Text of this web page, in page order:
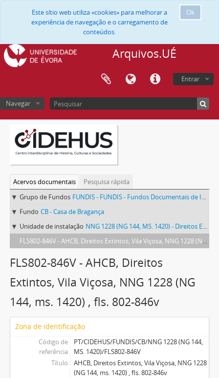
Ok
Este sítio web utiliza «cookies» para melhorar a
experiência de navegação e o carregamento de
conteúdos.
Arquivos.UÉ
Entrar
Navegar
Acervos documentais
Pesquisa rápida
Grupo de Fundos FUNDIS - FUNDIS - Fundos Documentais de Instituições do Sul
Fundo CB - Casa de Bragança
Unidade de instalação NNG 1228 (NG 144, MS. 1420) - Direitos Extintos, Vila Viçosa
FLS802-846V - AHCB, Direitos Extintos, Vila Viçosa, NNG 1228 (NG 144, ms. 1420) , fls. 802-846v
FLS802-846V - AHCB, Direitos
Extintos, Vila Viçosa, NNG 1228 (NG
144, ms. 1420) , fls. 802-846v
Zona de identificação
Código de
referência
PT/CIDEHUS/FUNDIS/CB/NNG 1228 (NG 144,
MS. 1420)/FLS802-846V
Título
AHCB, Direitos Extintos, Vila Viçosa, NNG 1228
(NG 144, ms. 1420) , fls. 802-846v